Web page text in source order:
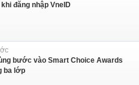
đăng nhập VneID
bước vào Smart Choice Awards
ba lớp